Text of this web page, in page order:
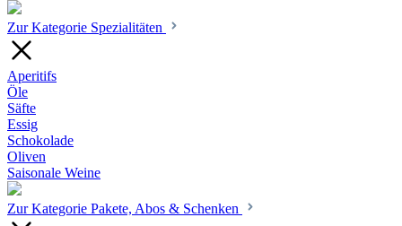
Zur Kategorie Spezialitäten
Aperitifs
Öle
Säfte
Essig
Schokolade
Oliven
Saisonale Weine
Zur Kategorie Pakete, Abos & Schenken